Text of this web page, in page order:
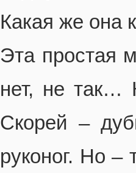
Какая же она
Эта простая
нет, не так…
Скорей –
руконог. Но –